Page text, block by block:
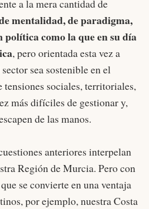
a la mera cantidad de
mentalidad, de paradigma,
como la que en su día
, pero orientada esta vez a
sea sostenible en el
sociales, territoriales,
más difíciles de gestionar y,
de las manos.
anteriores interpelan
Región de Murcia. Pero con
se convierte en una ventaja
por ejemplo, nuestra Costa